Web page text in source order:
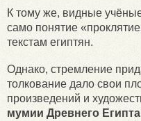
К тому же, видные
само понятие
текстам египтян.
Однако, стремление
толкование дало свои
произведений и
мумии Древнего Египта